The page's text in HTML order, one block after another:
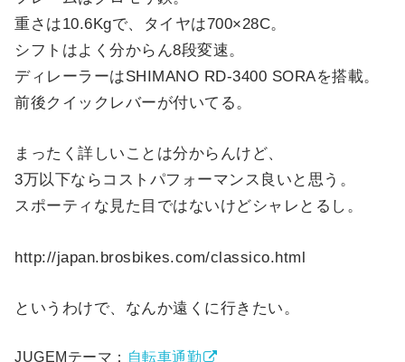
重さは10.6Kgで、タイヤは700×28C。
シフトはよく分からん8段変速。
ディレーラーはSHIMANO RD-3400 SORAを搭載。
前後クイックレバーが付いてる。
まったく詳しいことは分からんけど、
3万以下ならコストパフォーマンス良いと思う。
スポーティな見た目ではないけどシャレとるし。
http://japan.brosbikes.com/classico.html
というわけで、なんか遠くに行きたい。
JUGEMテーマ： 自転車通勤